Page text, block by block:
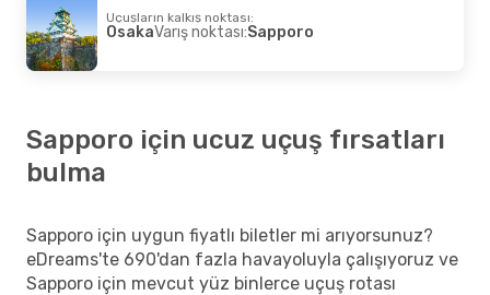
Uçuşların kalkış noktası:
OsakaVarış noktası:Sapporo
Sapporo için ucuz uçuş fırsatları
bulma
Sapporo için uygun fiyatlı biletler mi arıyorsunuz?
eDreams'te 690'dan fazla havayoluyla çalışıyoruz ve
Sapporo için mevcut yüz binlerce uçuş rotası